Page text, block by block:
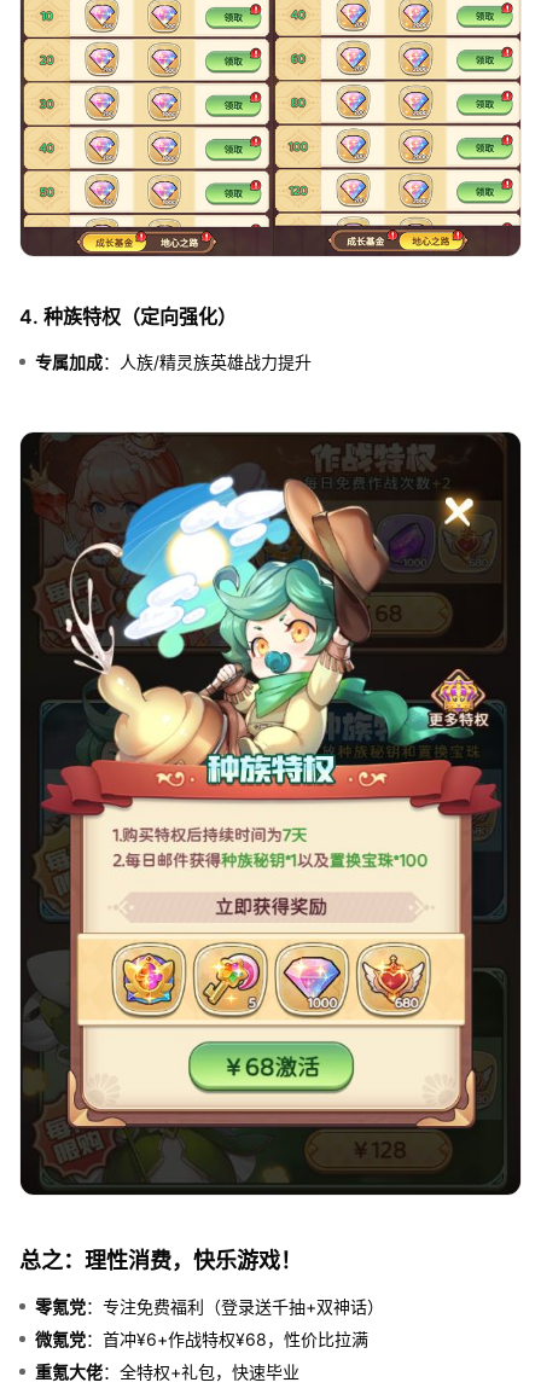
4. 种族特权（定向强化）
专属加成：人族/精灵族英雄战力提升
总之：理性消费，快乐游戏！
零氪党：专注免费福利（登录送千抽+双神话）
微氪党：首冲¥6+作战特权¥68，性价比拉满
重氪大佬：全特权+礼包，快速毕业